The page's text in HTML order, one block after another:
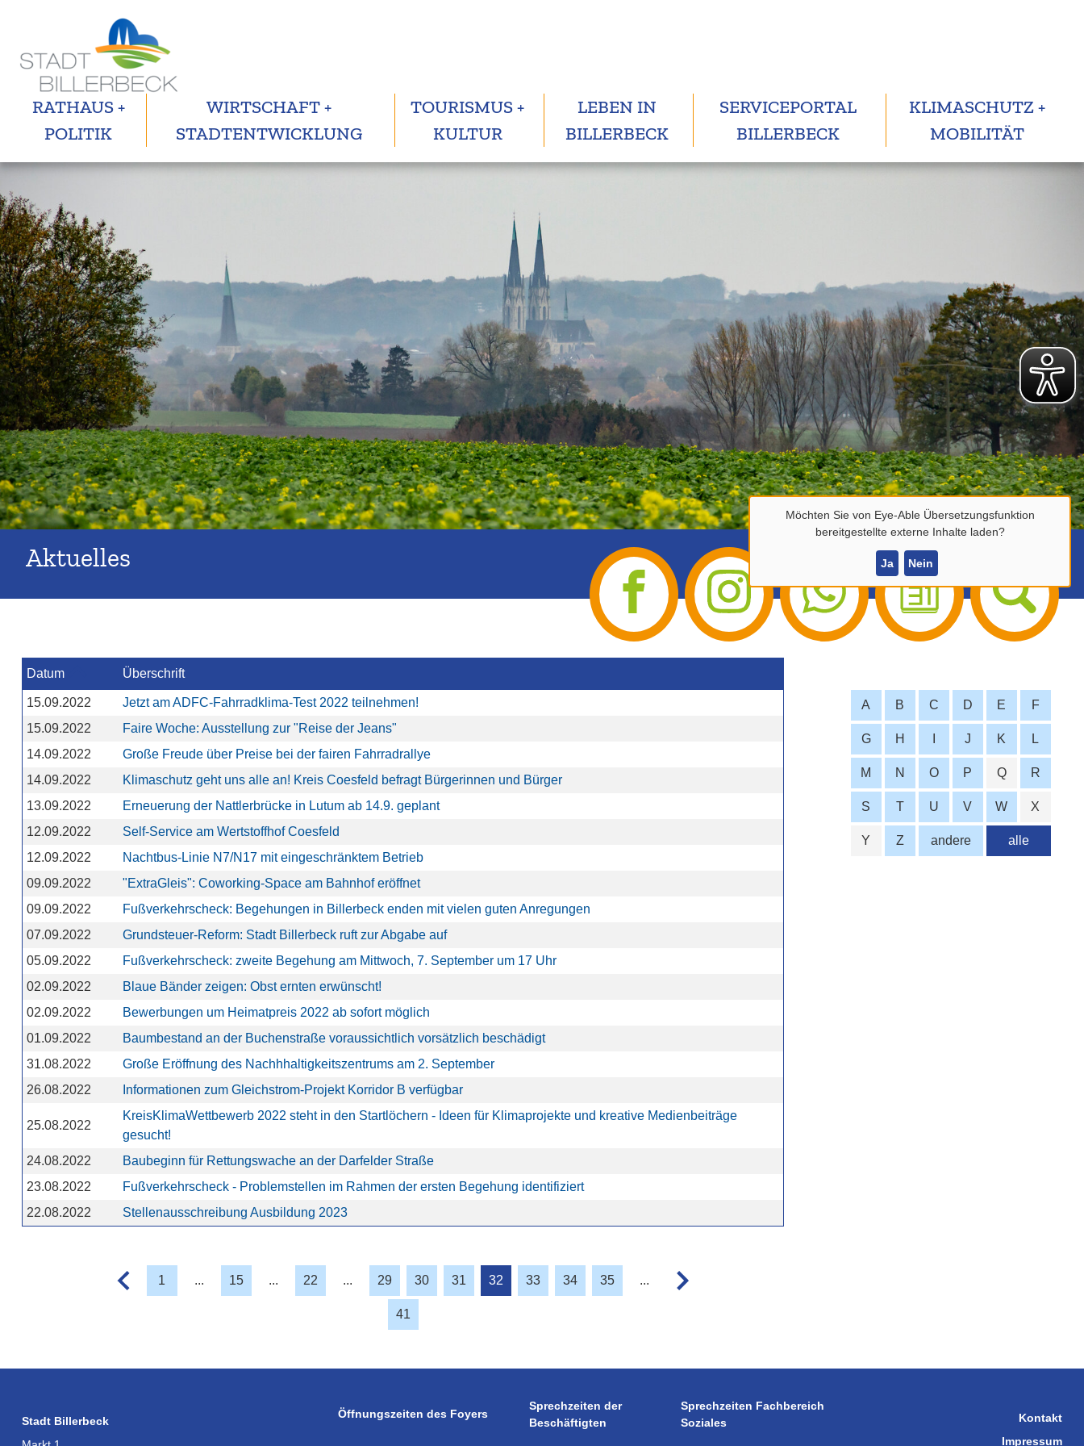
Möchten Sie von Eye-Able Übersetzungsfunktion
bereitgestellte externe Inhalte laden?
Ja Nein
RATHAUS +
POLITIK
WIRTSCHAFT +
STADTENTWICKLUNG
TOURISMUS +
KULTUR
LEBEN IN
BILLERBECK
SERVICEPORTAL
BILLERBECK
KLIMASCHUTZ +
MOBILITÄT
Aktuelles
Datum Überschrift
15.09.2022
Jetzt am ADFC-Fahrradklima-Test 2022 teilnehmen!
15.09.2022
Faire Woche: Ausstellung zur "Reise der Jeans"
14.09.2022
Große Freude über Preise bei der fairen Fahrradrallye
14.09.2022
Klimaschutz geht uns alle an! Kreis Coesfeld befragt Bürgerinnen und Bürger
13.09.2022
Erneuerung der Nattlerbrücke in Lutum ab 14.9. geplant
12.09.2022
Self-Service am Wertstoffhof Coesfeld
12.09.2022
Nachtbus-Linie N7/N17 mit eingeschränktem Betrieb
09.09.2022
"ExtraGleis": Coworking-Space am Bahnhof eröffnet
09.09.2022
Fußverkehrscheck: Begehungen in Billerbeck enden mit vielen guten Anregungen
07.09.2022
Grundsteuer-Reform: Stadt Billerbeck ruft zur Abgabe auf
05.09.2022
Fußverkehrscheck: zweite Begehung am Mittwoch, 7. September um 17 Uhr
02.09.2022
Blaue Bänder zeigen: Obst ernten erwünscht!
02.09.2022
Bewerbungen um Heimatpreis 2022 ab sofort möglich
01.09.2022
Baumbestand an der Buchenstraße voraussichtlich vorsätzlich beschädigt
31.08.2022
Große Eröffnung des Nachhhaltigkeitszentrums am 2. September
26.08.2022
Informationen zum Gleichstrom-Projekt Korridor B verfügbar
25.08.2022
KreisKlimaWettbewerb 2022 steht in den Startlöchern - Ideen für Klimaprojekte und kreative Medienbeiträge
gesucht!
24.08.2022
Baubeginn für Rettungswache an der Darfelder Straße
23.08.2022
Fußverkehrscheck - Problemstellen im Rahmen der ersten Begehung identifiziert
22.08.2022
Stellenausschreibung Ausbildung 2023
1 ... 15 ... 22 ... 29 30 31 32 33 34 35 ...
41
alle
A B C D E F
G H J K L
M N O P Q R
S T U V W X
Y Z andere
Stadt Billerbeck
Öffnungszeiten des Foyers
Sprechzeiten der
Beschäftigten
Sprechzeiten Fachbereich
Soziales
Kontakt
Impressum